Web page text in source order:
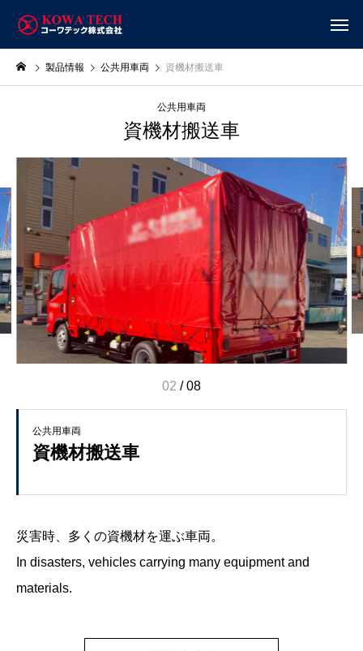
製品情報 公共用車両 資機材搬送車
公共用車両
資機材搬送車
02 /08
公共用車両
資機材搬送車
災害時、多くの資機材を運ぶ車両。
In disasters, vehicles carrying many equipment and
materials.